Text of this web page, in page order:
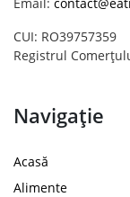
CUI: RO39757359
Registrul
Navigație
Acasă
Alimente